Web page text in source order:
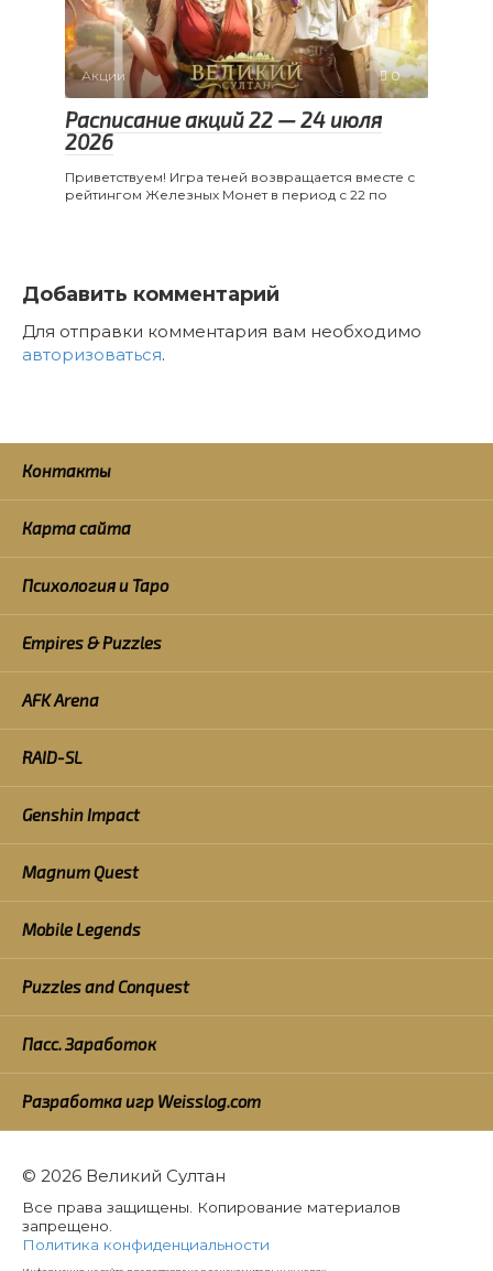
Акции 0
Расписание акций 22 — 24 июля
2026
Приветствуем! Игра теней возвращается вместе с
рейтингом Железных Монет в период с 22 по
Добавить комментарий
Для отправки комментария вам необходимо
авторизоваться.
Контакты
Карта сайта
Психология и Таро
Empires & Puzzles
AFK Arena
RAID-SL
Genshin Impact
Magnum Quest
Mobile Legends
Puzzles and Conquest
Пасс. Заработок
Разработка игр Weisslog.com
© 2026 Великий Султан
Все права защищены. Копирование материалов
запрещено.
Политика конфиденциальности